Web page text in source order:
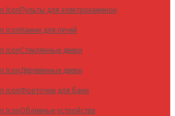
Пульты для электрокаменок
Камни для печей
Стеклянные двери
Деревянные двери
Форточки для бани
Обливные устройства